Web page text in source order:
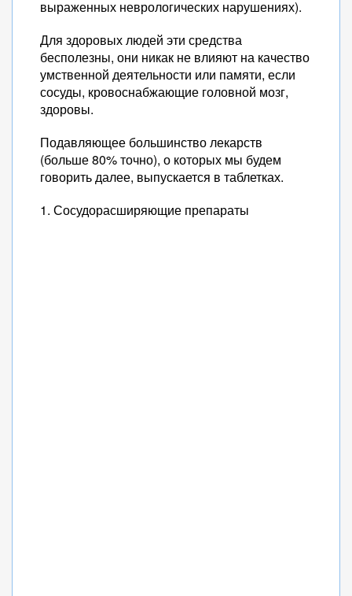
выраженных неврологических нарушениях).
Для здоровых людей эти средства
бесполезны, они никак не влияют на качество
умственной деятельности или памяти, если
сосуды, кровоснабжающие головной мозг,
здоровы.
Подавляющее большинство лекарств
(больше 80% точно), о которых мы будем
говорить далее, выпускается в таблетках.
1. Сосудорасширяющие препараты